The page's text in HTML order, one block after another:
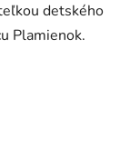
detského
Plamienok.